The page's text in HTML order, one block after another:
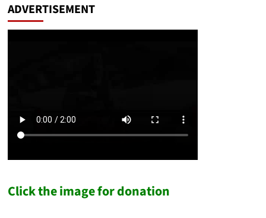
ADVERTISEMENT
Click the image for donation